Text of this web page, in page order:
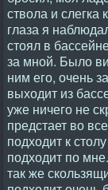
ствола и слегка
глаза я
стоял в
за мной. Было
ним его, очень
выходит из
уже ничего не
предстает во
подходит к
подходит по
так же